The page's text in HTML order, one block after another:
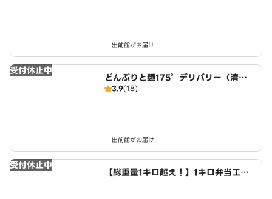
出前館がお届け
受付休止中
どんぶりと麺175°デリバリー（清田
店）
3.9(18)
出前館がお届け
受付休止中
【総重量1キロ超え！】1キロ弁当工房